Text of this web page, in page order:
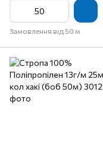
Замовлення від 50 м